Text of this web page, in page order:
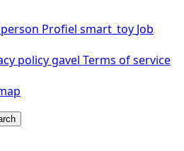
person Profiel smart_toy Job
policygavel Terms of service